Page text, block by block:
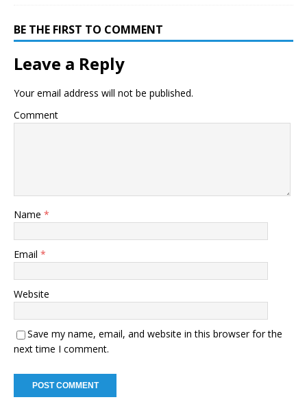
BE THE FIRST TO COMMENT
Leave a Reply
Your email address will not be published.
Comment
Name *
Email *
Website
Save my name, email, and website in this browser for the
next time I comment.